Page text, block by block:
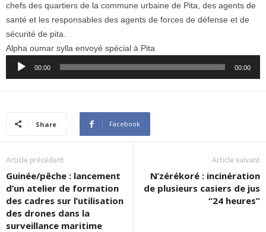
chefs des quartiers de la commune urbaine de Pita, des agents de
santé et les responsables des agents de forces de défense et de
sécurité de pita.
Alpha oumar sylla envoyé spécial à Pita
Audio
00:00 00:00
Share Facebook
Article précédent
Guinée/pêche : lancement
d’un atelier de formation
des cadres sur l’utilisation
des drones dans la
surveillance maritime
Article suivant
N’zérékoré : incinération
de plusieurs casiers de jus
“24 heures”